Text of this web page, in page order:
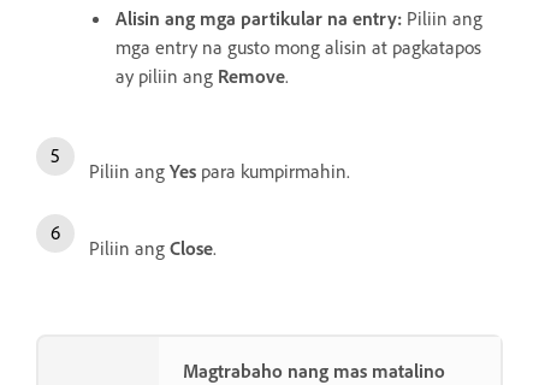
Alisin ang mga partikular na entry: Piliin ang
mga entry na gusto mong alisin at pagkatapos
ay piliin ang Remove.
Piliin ang Yes para kumpirmahin.
Piliin ang Close.
Magtrabaho nang mas matalino